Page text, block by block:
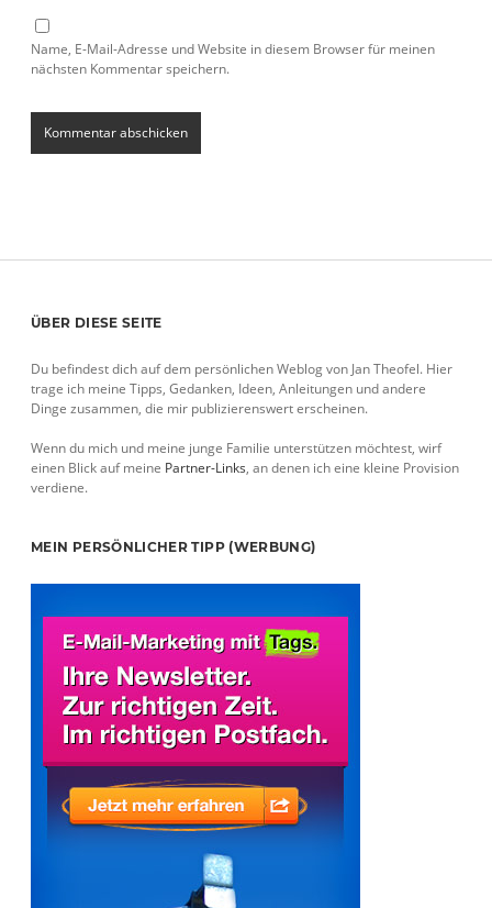
Name, E-Mail-Adresse und Website in diesem Browser für meinen
nächsten Kommentar speichern.
Sidebar
ÜBER DIESE SEITE
Du befindest dich auf dem persönlichen Weblog von Jan Theofel. Hier
trage ich meine Tipps, Gedanken, Ideen, Anleitungen und andere
Dinge zusammen, die mir publizierenswert erscheinen.
Wenn du mich und meine junge Familie unterstützen möchtest, wirf
einen Blick auf meine Partner-Links, an denen ich eine kleine Provision
verdiene.
MEIN PERSÖNLICHER TIPP (WERBUNG)